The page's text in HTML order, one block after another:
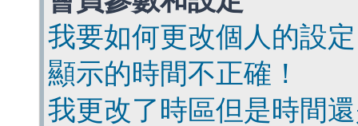
我要如何更改個人的設
顯示的時間不正確！
我更改了時區但是時間